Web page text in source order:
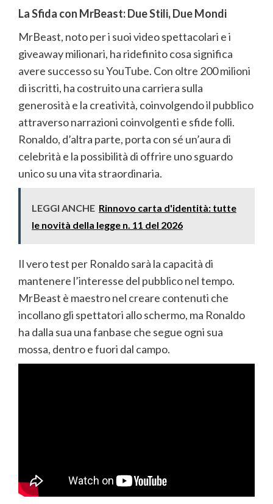
La Sfida con MrBeast: Due Stili, Due Mondi
MrBeast, noto per i suoi video spettacolari e i
giveaway milionari, ha ridefinito cosa significa
avere successo su YouTube. Con oltre 200 milioni
di iscritti, ha costruito una carriera sulla
generosità e la creatività, coinvolgendo il pubblico
attraverso narrazioni coinvolgenti e sfide folli.
Ronaldo, d’altra parte, porta con sé un’aura di
celebrità e la possibilità di offrire uno sguardo
unico su una vita straordinaria.
LEGGI ANCHE Rinnovo carta d'identità: tutte
le novità della legge n. 11 del 2026
Il vero test per Ronaldo sarà la capacità di
mantenere l’interesse del pubblico nel tempo.
MrBeast è maestro nel creare contenuti che
incollano gli spettatori allo schermo, ma Ronaldo
ha dalla sua una fanbase che segue ogni sua
mossa, dentro e fuori dal campo.